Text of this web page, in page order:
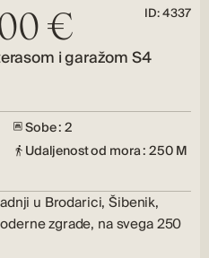
€ ID: 4337
i garažom S4
Sobe : 2
Udaljenost od mora : 250 M
u Brodarici, Šibenik,
zgrade, na svega 250